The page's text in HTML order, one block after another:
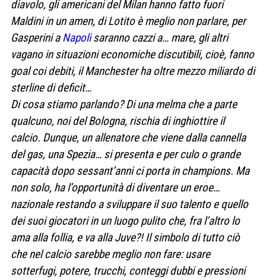
diavolo, gli americani del Milan hanno fatto fuori
Maldini in un amen, di Lotito è meglio non parlare, per
Gasperini aNapolisaranno cazzi a… mare, gli altri
vagano in situazioni economiche discutibili, cioè, fanno
goal coi debiti, il Manchester ha oltre mezzo miliardo di
sterline di deficit…
Di cosa stiamo parlando? Di una melma che a parte
qualcuno, noi del Bologna, rischia di inghiottire il
calcio. Dunque, un allenatore che viene dalla cannella
del gas, una Spezia… si presenta e per culo o grande
capacità dopo sessant’anni ci porta in champions. Ma
non solo, ha l’opportunità di diventare un eroe…
nazionale restando a sviluppare il suo talento e quello
dei suoi giocatori in un luogo pulito che, fra l’altro lo
ama alla follia, e va alla Juve?! Il simbolo di tutto ciò
che nel calcio sarebbe meglio non fare: usare
sotterfugi, potere, trucchi, conteggi dubbi e pressioni